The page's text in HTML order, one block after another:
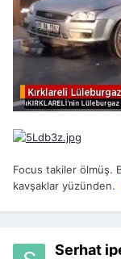
Focus takiler ölmüş.
kavşaklar yüzünden.
Serhat